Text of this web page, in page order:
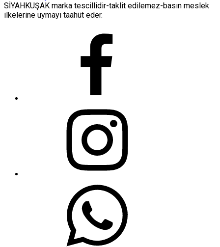
SİYAHKUŞAK marka tescillidir-taklit edilemez-basın meslek
ilkelerine uymayı taahüt eder.